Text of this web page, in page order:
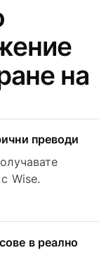
на
преводи
с Wise.
в реално